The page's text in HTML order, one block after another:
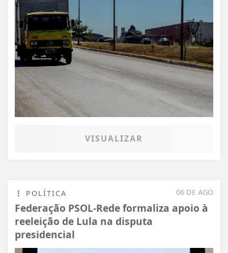
VISUALIZAR
06 DE AGO
POLÍTICA
Federação PSOL-Rede formaliza apoio à
reeleição de Lula na disputa
presidencial